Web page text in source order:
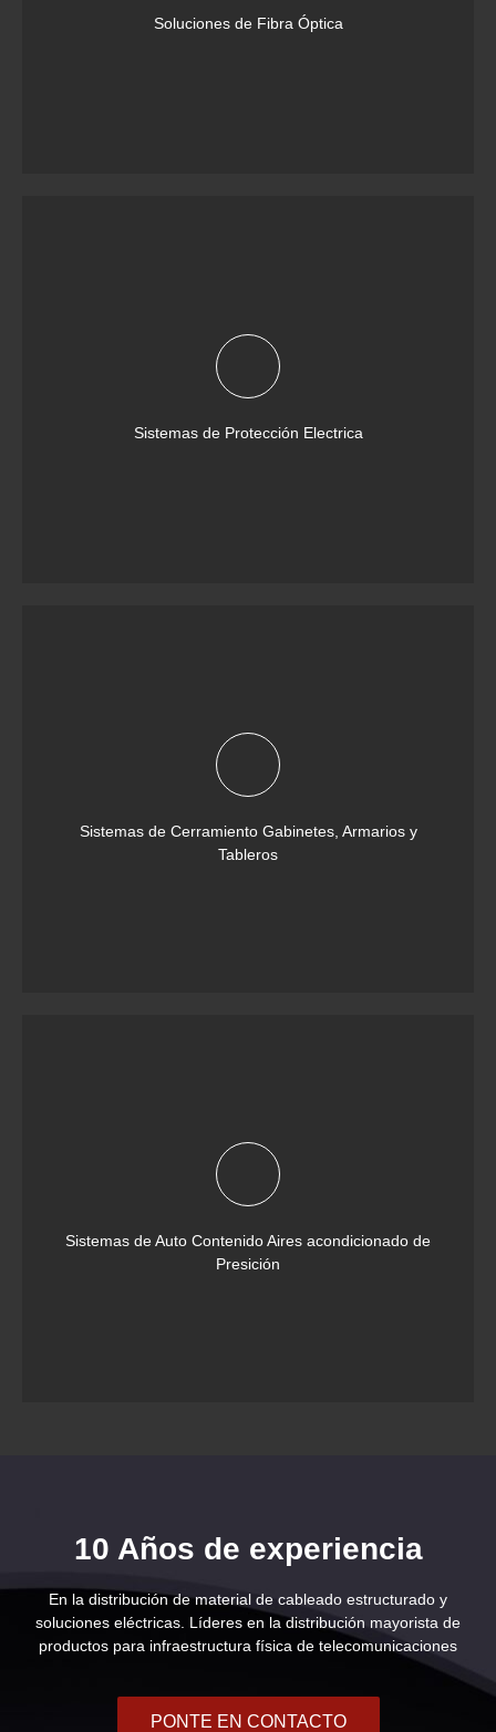
Soluciones de Fibra Óptica
Sistemas de Protección Electrica
Sistemas de Cerramiento Gabinetes, Armarios y
Tableros
Sistemas de Auto Contenido Aires acondicionado de
Presición
10 Años de experiencia
En la distribución de material de cableado estructurado y
soluciones eléctricas. Líderes en la distribución mayorista de
productos para infraestructura física de telecomunicaciones
PONTE EN CONTACTO